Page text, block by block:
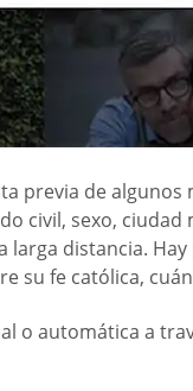
previa de
civil, sexo,
larga distancia.
su fe católica,
o automática a